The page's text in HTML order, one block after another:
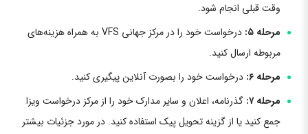
وقت قبلی انجام شود.
مرحله ۵:
درخواست خود را در مرکز جهانی VFS به همراه هزینه‌های
مربوطه ارسال کنید.
مرحله ۶:
درخواست خود را بصورت آنلاین پیگیری کنید.
مرحله ۷:
گذرنامه، اعلان و سایر مدارک خود را از مرکز درخواست ویزا
جمع کنید یا از گزینه تحویل پیک استفاده کنید. در مورد جزئیات بیشتر